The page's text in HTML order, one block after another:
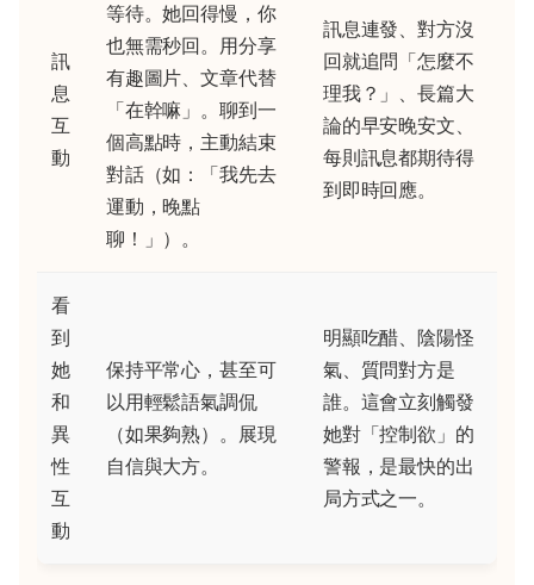
訊
息
互
動
等待。她回得慢，你
也無需秒回。用分享
有趣圖片、文章代替
「在幹嘛」。聊到一
個高點時，主動結束
對話（如：「我先去
運動，晚點
聊！」）。
訊息連發、對方沒
回就追問「怎麼不
理我？」、長篇大
論的早安晚安文、
每則訊息都期待得
到即時回應。
看
到
她
和
異
性
互
動
保持平常心，甚至可
以用輕鬆語氣調侃
（如果夠熟）。展現
自信與大方。
明顯吃醋、陰陽怪
氣、質問對方是
誰。這會立刻觸發
她對「控制欲」的
警報，是最快的出
局方式之一。